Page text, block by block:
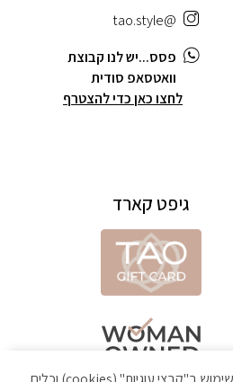
@tao.style
פסס...יש לנו קבוצת
וואטסאפ סודית
לחצו כאן כדי להצטרף
גיפט קארד